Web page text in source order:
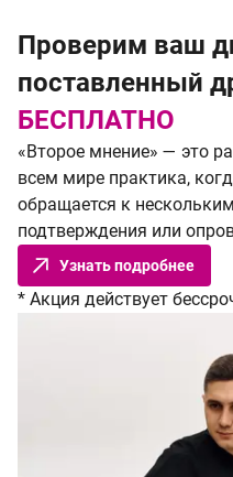
Проверим ваш
поставленный
БЕСПЛАТНО
«Второе мнение» — это
всем мире практика,
обращается к
подтверждения или
Узнать подробнее
* Акция действует